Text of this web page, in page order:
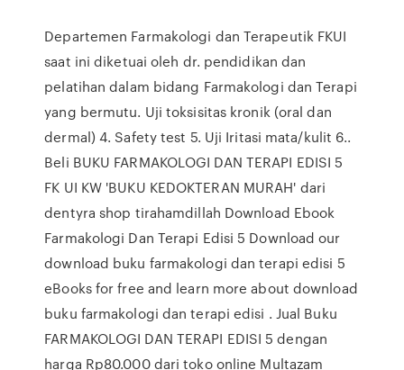
Departemen Farmakologi dan Terapeutik FKUI
saat ini diketuai oleh dr. pendidikan dan
pelatihan dalam bidang Farmakologi dan Terapi
yang bermutu. Uji toksisitas kronik (oral dan
dermal) 4. Safety test 5. Uji Iritasi mata/kulit 6..
Beli BUKU FARMAKOLOGI DAN TERAPI EDISI 5
FK UI KW 'BUKU KEDOKTERAN MURAH' dari
dentyra shop tirahamdillah Download Ebook
Farmakologi Dan Terapi Edisi 5 Download our
download buku farmakologi dan terapi edisi 5
eBooks for free and learn more about download
buku farmakologi dan terapi edisi . Jual Buku
FARMAKOLOGI DAN TERAPI EDISI 5 dengan
harga Rp80.000 dari toko online Multazam